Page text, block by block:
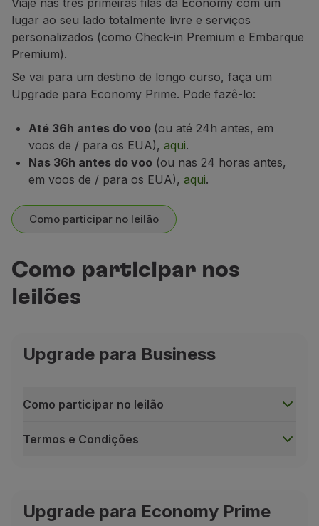
Viaje nas três primeiras filas da Economy com um
lugar ao seu lado totalmente livre e serviços
personalizados (como Check-in Premium e Embarque
Premium).
Se vai para um destino de longo curso, faça um
Upgrade para Economy Prime. Pode fazê-lo:
Até 36h antes do voo (ou até 24h antes, em
voos de / para os EUA), aqui.
Nas 36h antes do voo (ou nas 24 horas antes,
em voos de / para os EUA), aqui.
Como participar no leilão
Como participar nos
leilões
Upgrade para Business
Como participar no leilão
Termos e Condições
Upgrade para Economy Prime